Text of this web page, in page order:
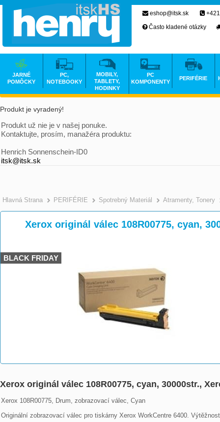
Produkt je vyradený!
Produkt už nie je v našej ponuke.
Kontaktujte, prosím, manažéra produktu:
Henrich Sonnenschein-ID0
itsk@itsk.sk
Hlavná Strana >
PERIFÉRIE >
Spotrebný Materiál >
Atramenty, Tonery
Xerox originál válec 108R00775, cyan,
BLACK FRIDAY
Xerox originál válec 108R00775, cyan, 30000str.,
Xerox 108R00775, Drum, zobrazovací válec, Cyan
Originální zobrazovací válec pro tiskárny Xerox WorkCentre 6400.
eshop@itsk.sk
Často kladené otázky
JARNÉ
POMÔCKY
PC,
NOTEBOOKY
MOBILY,
TABLETY,
HODINKY
PC
KOMPONENTY
PERIFÉRIE